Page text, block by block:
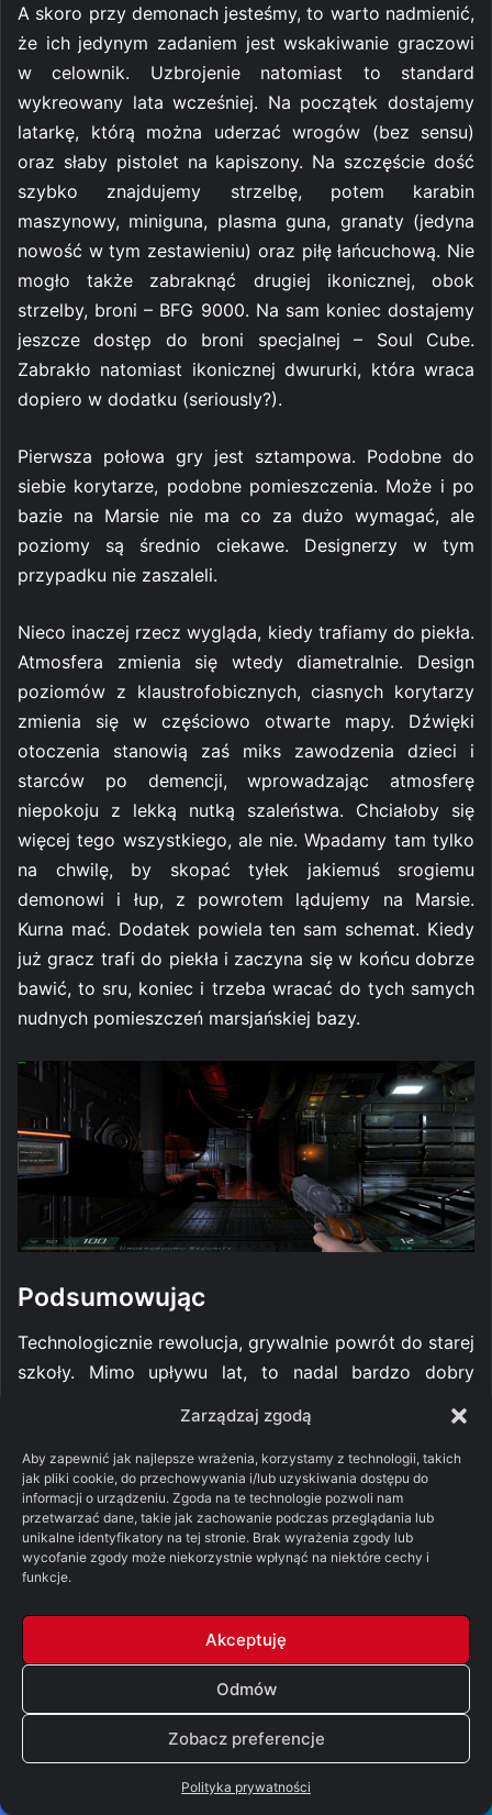
Zarządzaj zgodą
Aby zapewnić jak najlepsze wrażenia, korzystamy z technologii, takich
jak pliki cookie, do przechowywania i/lub uzyskiwania dostępu do
informacji o urządzeniu. Zgoda na te technologie pozwoli nam
przetwarzać dane, takie jak zachowanie podczas przeglądania lub
unikalne identyfikatory na tej stronie. Brak wyrażenia zgody lub
wycofanie zgody może niekorzystnie wpłynąć na niektóre cechy i
funkcje.
Akceptuję
Odmów
Zobacz preferencje
Polityka prywatności
A skoro przy demonach jesteśmy, to warto nadmienić,
że ich jedynym zadaniem jest wskakiwanie graczowi
w celownik. Uzbrojenie natomiast to standard
wykreowany lata wcześniej. Na początek dostajemy
latarkę, którą można uderzać wrogów (bez sensu)
oraz słaby pistolet na kapiszony. Na szczęście dość
szybko znajdujemy strzelbę, potem karabin
maszynowy, miniguna, plasma guna, granaty (jedyna
nowość w tym zestawieniu) oraz piłę łańcuchową. Nie
mogło także zabraknąć drugiej ikonicznej, obok
strzelby, broni – BFG 9000. Na sam koniec dostajemy
jeszcze dostęp do broni specjalnej – Soul Cube.
Zabrakło natomiast ikonicznej dwururki, która wraca
dopiero w dodatku (seriously?).
Pierwsza połowa gry jest sztampowa. Podobne do
siebie korytarze, podobne pomieszczenia. Może i po
bazie na Marsie nie ma co za dużo wymagać, ale
poziomy są średnio ciekawe. Designerzy w tym
przypadku nie zaszaleli.
Nieco inaczej rzecz wygląda, kiedy trafiamy do piekła.
Atmosfera zmienia się wtedy diametralnie. Design
poziomów z klaustrofobicznych, ciasnych korytarzy
zmienia się w częściowo otwarte mapy. Dźwięki
otoczenia stanowią zaś miks zawodzenia dzieci i
starców po demencji, wprowadzając atmosferę
niepokoju z lekką nutką szaleństwa. Chciałoby się
więcej tego wszystkiego, ale nie. Wpadamy tam tylko
na chwilę, by skopać tyłek jakiemuś srogiemu
demonowi i łup, z powrotem lądujemy na Marsie.
Kurna mać. Dodatek powiela ten sam schemat. Kiedy
już gracz trafi do piekła i zaczyna się w końcu dobrze
bawić, to sru, koniec i trzeba wracać do tych samych
nudnych pomieszczeń marsjańskiej bazy.
Podsumowując
Technologicznie rewolucja, grywalnie powrót do starej
szkoły. Mimo upływu lat, to nadal bardzo dobry
gatunku. Choć nie wszystko zagrało tu jak należy, to
Doom 3 pokazał, jak można wykorzystać potencjał
światła i cienia, by stworzyć mroczny świat z
przytłaczającą atmosferą, w którym gracz serio może
poczuć się nieco zagubiony i osaczony. Tylko jeśli
chcecie poznać prawdziwego Dooma 3, tak jak został
która jakiś czas temu powróciła do sprzedaży i jest
dostępna na Steam oraz GOG wraz z dodatkiem, zaś
edycję BFG polecam potraktować jako ciekawostkę.
BFG Edition